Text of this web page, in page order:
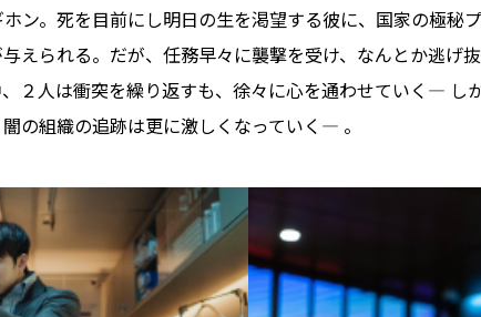
ン。死を⽬前にし明⽇の⽣を渇望する彼に、国家の極秘
えられる。だが、任務早々に襲撃を受け、なんとか逃げ
２⼈は衝突を繰り返すも、徐々に⼼を通わせていく― し
の組織の追跡は更に激しくなっていく― 。